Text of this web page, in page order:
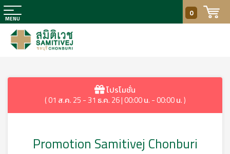
0
โปรโมชั่น
( 01 ส.ค. 25 - 31 ธ.ค. 26 | 00:00 น. - 00:00 น. )
Promotion Samitivej Chonburi